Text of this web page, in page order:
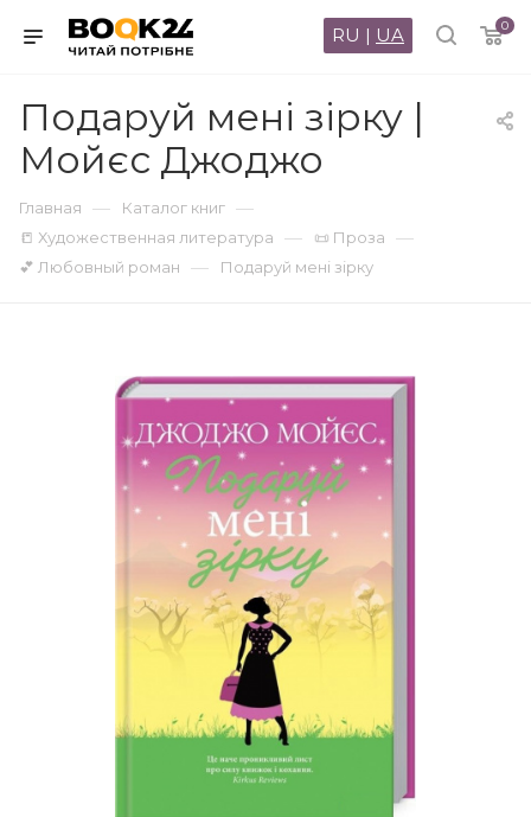
0
RU | UA
Подаруй мені зірку |
Мойєс Джоджо
Главная — Каталог книг —
📒 Художественная литература — 📜 Проза —
💕 Любовный роман — Подаруй мені зірку